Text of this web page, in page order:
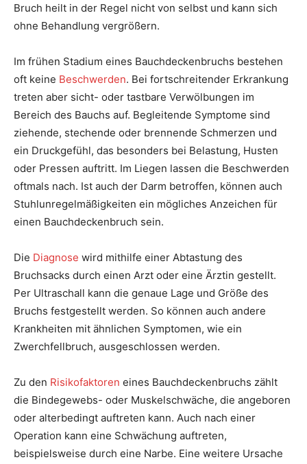
Bruch heilt in der Regel nicht von selbst und kann sich
ohne Behandlung vergrößern.
Im frühen Stadium eines Bauchdeckenbruchs bestehen
oft keine Beschwerden. Bei fortschreitender Erkrankung
treten aber sicht- oder tastbare Verwölbungen im
Bereich des Bauchs auf. Begleitende Symptome sind
ziehende, stechende oder brennende Schmerzen und
ein Druckgefühl, das besonders bei Belastung, Husten
oder Pressen auftritt. Im Liegen lassen die Beschwerden
oftmals nach. Ist auch der Darm betroffen, können auch
Stuhlunregelmäßigkeiten ein mögliches Anzeichen für
einen Bauchdeckenbruch sein.
Die Diagnose wird mithilfe einer Abtastung des
Bruchsacks durch einen Arzt oder eine Ärztin gestellt.
Per Ultraschall kann die genaue Lage und Größe des
Bruchs festgestellt werden. So können auch andere
Krankheiten mit ähnlichen Symptomen, wie ein
Zwerchfellbruch, ausgeschlossen werden.
Zu den Risikofaktoren eines Bauchdeckenbruchs zählt
die Bindegewebs- oder Muskelschwäche, die angeboren
oder alterbedingt auftreten kann. Auch nach einer
Operation kann eine Schwächung auftreten,
beispielsweise durch eine Narbe. Eine weitere Ursache